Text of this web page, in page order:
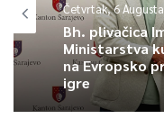
Četvrtak, 6
Bh. plivačica
Ministarstva
na Evropsko
igre